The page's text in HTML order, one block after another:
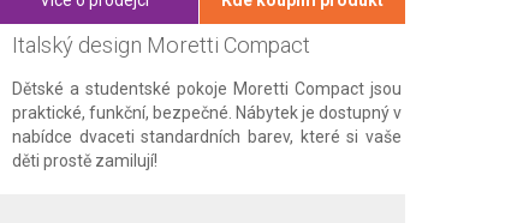
Italský design Moretti Compact
Dětské a studentské pokoje Moretti Compact jsou
praktické, funkční, bezpečné. Nábytek je dostupný v
nabídce dvaceti standardních barev, které si vaše
děti prostě zamilují!